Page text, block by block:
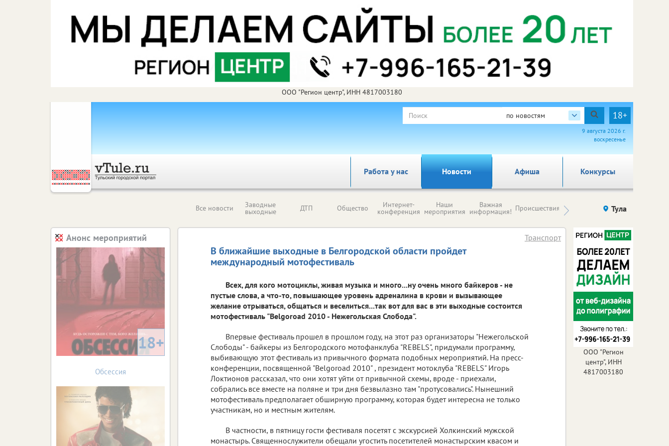
ООО "Регион центр", ИНН 4817003180
по новостям 18+
9 августа 2026 г.
воскресенье
Работа у нас Новости Афиша Конкурсы
Все новости Заводные
выходные ДТП Общество Интернет-
конференция
Наши
мероприятия
Важная
информация! Происшествия Здоровье компаний (на
Тула
В ближайшие выходные в Белгородской области пройдет
международный мотофестиваль
Транспорт
Всех, для кого мотоциклы, живая музыка и много...ну очень много байкеров - не
пустые слова, а что-то, повышающее уровень адреналина в крови и вызывающее
желание отрываться, общаться и веселиться...так вот для вас в эти выходные состоится
мотофестиваль "Belgoroad 2010 - Нежегольская Слобода".
Впервые фестиваль прошел в прошлом году, на этот раз организаторы "Нежегольской
Слободы" - байкеры из Белгородского мотофанклуба "REBELS", придумали программу,
выбивающую этот фестиваль из привычного формата подобных мероприятий. На пресс-
конференции, посвященной "Belgoroad 2010" , президент мотоклуба "REBELS" Игорь
Локтионов рассказал, что они хотят уйти от привычной схемы, вроде - приехали,
собрались все вместе на поляне и три дня безвылазно там "протусовались". Нынешний
мотофестиваль предполагает обширную программу, которая будет интересна не только
участникам, но и местным жителям.
В частности, в пятницу гости фестиваля посетят с экскурсией Холкинский мужской
монастырь. Священнослужители обещали угостить посетителей монастырским квасом и
Анонс мероприятий
18+
Обсессия
ООО "Регион
центр", ИНН
4817003180